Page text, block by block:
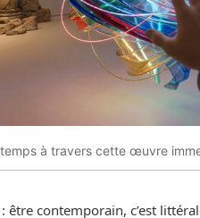
à travers cette œuvre
: être contemporain, c’est